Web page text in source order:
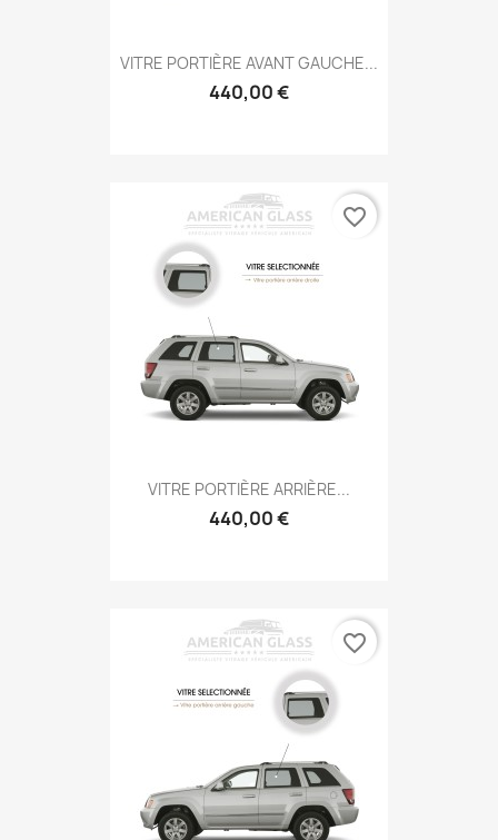
VITRE PORTIÈRE AVANT GAUCHE...
440,00 €
VITRE PORTIÈRE ARRIÈRE...
440,00 €
favorite_border
favorite_border